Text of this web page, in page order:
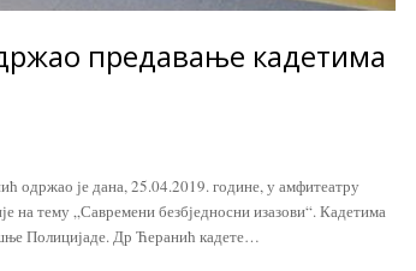
предавање кадетима
одржао је дана, 25.04.2019. године, у амфитеатру
на тему „Савремени безбједносни изазови“. Кадетима
Полицијаде. Др Ћеранић кадете…